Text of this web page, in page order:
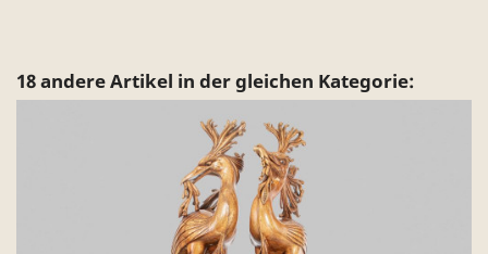
18 andere Artikel in der gleichen Kategorie: